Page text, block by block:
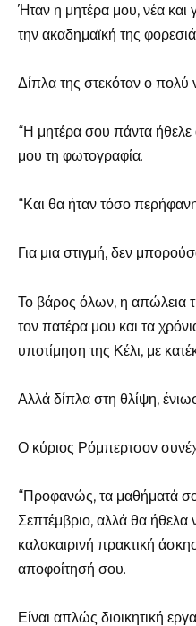
Ήταν η μητέρα μου, νέα και
την ακαδημαϊκή της
Δίπλα της στεκόταν ο πολύ
“Η μητέρα σου πάντα ήθελε
μου τη φωτογραφία.
“Και θα ήταν τόσο
Για μια στιγμή, δεν
Το βάρος όλων, η απώλεια
τον πατέρα μου και τα
υποτίμηση της Κέλι, με
Αλλά δίπλα στη θλίψη,
Ο κύριος Ρόμπερτσον
“Προφανώς, τα μαθήματά
Σεπτέμβριο, αλλά θα
καλοκαιρινή πρακτική
αποφοίτησή σου.
Είναι απλώς διοικητική